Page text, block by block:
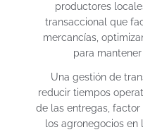
productores
transaccional que
mercancías,
para
Una gestión de
reducir tiempos
de las entregas,
los agronegocios